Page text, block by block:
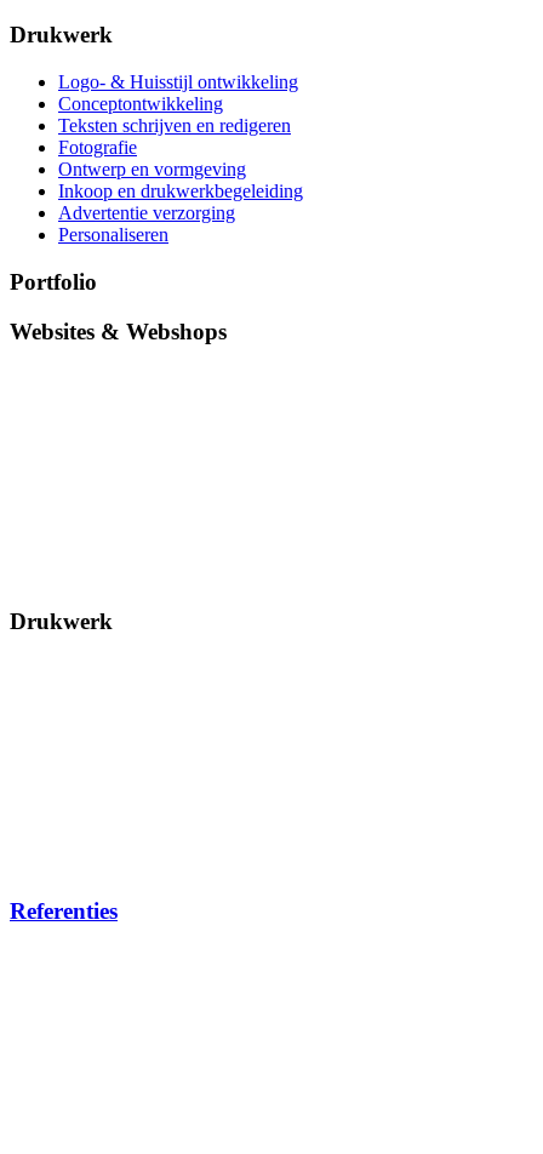
Drukwerk
Logo- & Huisstijl ontwikkeling
Conceptontwikkeling
Teksten schrijven en redigeren
Fotografie
Ontwerp en vormgeving
Inkoop en drukwerkbegeleiding
Advertentie verzorging
Personaliseren
Portfolio
Websites & Webshops
Drukwerk
Referenties